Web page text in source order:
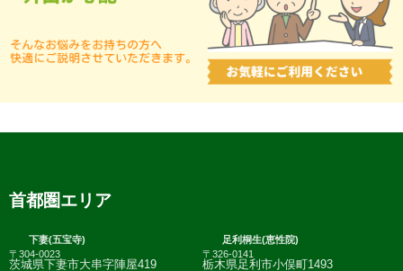
首都圏エリア
下妻(五宝寺)
〒304-0023
茨城県下妻市大串字陣屋419
足利桐生(恵性院)
〒326-0141
栃木県足利市小俣町1493